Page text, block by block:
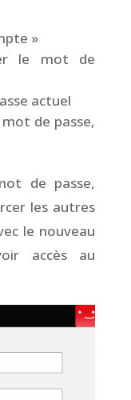
»
le mot de
actuel
de passe,
de passe,
les autres
le nouveau
accès au